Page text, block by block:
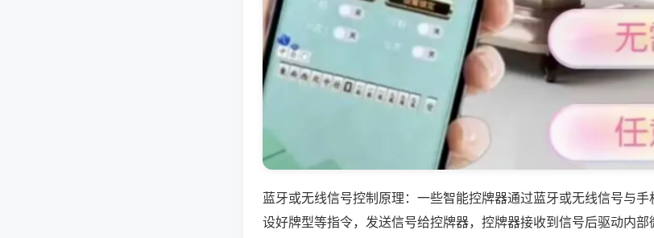
蓝牙或无线信号控制原理：一些智能控牌器通过蓝牙或无线信号与
设好牌型等指令，发送信号给控牌器，控牌器接收到信号后驱动内